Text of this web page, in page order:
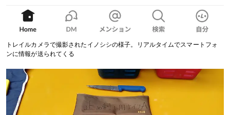
トレイルカメラで撮影されたイノシシの様子。リアルタイムでスマートフォ
ンに情報が送られてくる